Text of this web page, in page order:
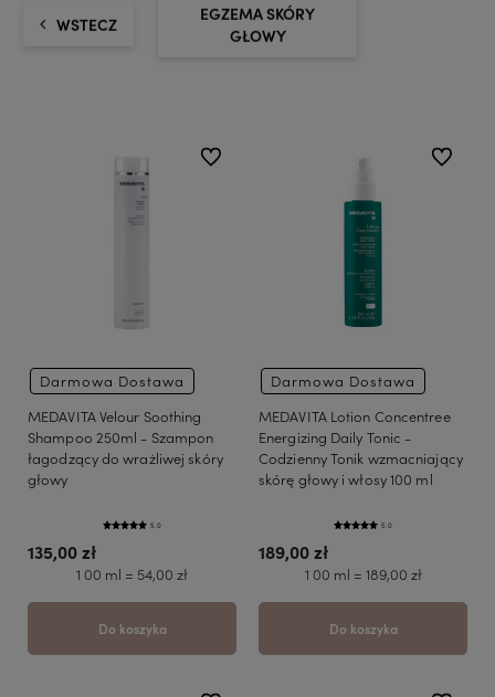
WSTECZ
EGZEMA SKÓRY
GŁOWY
Darmowa Dostawa
MEDAVITA Velour Soothing
Shampoo 250ml - Szampon
łagodzący do wrażliwej skóry
głowy
5.0
135,00 zł
1 00 ml = 54,00 zł
Do koszyka
do ulubionych
Darmowa Dostawa
MEDAVITA Lotion Concentree
Energizing Daily Tonic -
Codzienny Tonik wzmacniający
skórę głowy i włosy 100 ml
5.0
189,00 zł
1 00 ml = 189,00 zł
Do koszyka
do